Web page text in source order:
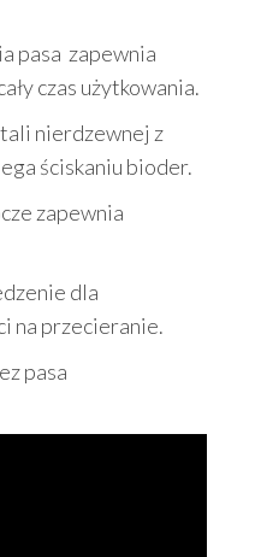
pasa zapewnia
czas użytkowania.
nierdzewnej z
ściskaniu bioder.
zapewnia
dla
na przecieranie.
pasa